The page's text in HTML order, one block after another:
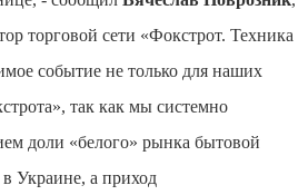
торговой сети «Фокстрот. Техника
событие не только для наших
так как мы системно
доли «белого» рынка бытовой
Украине, а приход